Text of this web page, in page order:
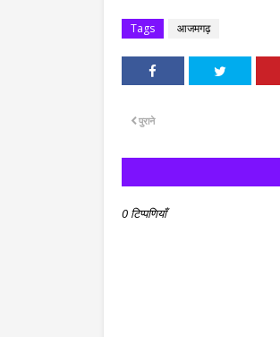
Tags आजमगढ़
पुराने
0 टिप्पणियाँ